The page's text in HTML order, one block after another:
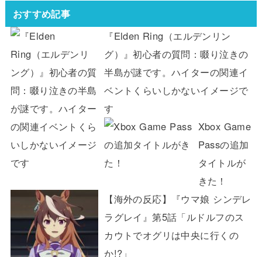
おすすめ記事
『Elden Ring（エルデンリン
グ）』初心者の質問：啜り泣きの
半島が謎です。ハイターの関連イ
ベントくらいしかないイメージで
す
Xbox Game
Passの追加
タイトルが
きた！
【海外の反応】『ウマ娘 シンデレ
ラグレイ』第5話「ルドルフのス
カウトでオグリは中央に行くの
か!?」